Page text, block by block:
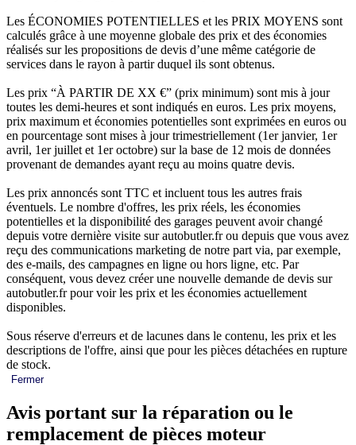
Les ÉCONOMIES POTENTIELLES et les PRIX MOYENS sont
calculés grâce à une moyenne globale des prix et des économies
réalisés sur les propositions de devis d’une même catégorie de
services dans le rayon à partir duquel ils sont obtenus.
Les prix “À PARTIR DE XX €” (prix minimum) sont mis à jour
toutes les demi-heures et sont indiqués en euros. Les prix moyens,
prix maximum et économies potentielles sont exprimées en euros ou
en pourcentage sont mises à jour trimestriellement (1er janvier, 1er
avril, 1er juillet et 1er octobre) sur la base de 12 mois de données
provenant de demandes ayant reçu au moins quatre devis.
Les prix annoncés sont TTC et incluent tous les autres frais
éventuels. Le nombre d'offres, les prix réels, les économies
potentielles et la disponibilité des garages peuvent avoir changé
depuis votre dernière visite sur autobutler.fr ou depuis que vous avez
reçu des communications marketing de notre part via, par exemple,
des e-mails, des campagnes en ligne ou hors ligne, etc. Par
conséquent, vous devez créer une nouvelle demande de devis sur
autobutler.fr pour voir les prix et les économies actuellement
disponibles.
Sous réserve d'erreurs et de lacunes dans le contenu, les prix et les
descriptions de l'offre, ainsi que pour les pièces détachées en rupture
de stock.
Fermer
Avis portant sur la réparation ou le
remplacement de pièces moteur